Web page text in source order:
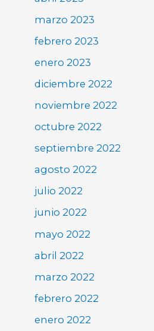
marzo 2023
febrero 2023
enero 2023
diciembre 2022
noviembre 2022
octubre 2022
septiembre 2022
agosto 2022
julio 2022
junio 2022
mayo 2022
abril 2022
marzo 2022
febrero 2022
enero 2022